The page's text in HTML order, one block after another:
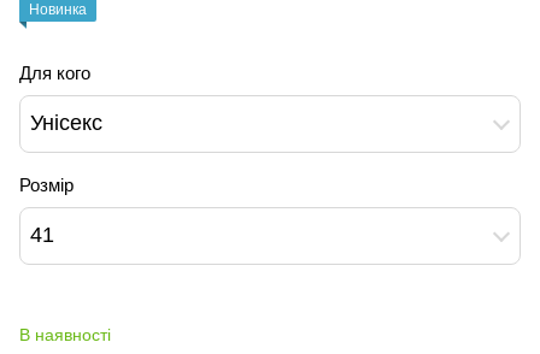
Новинка
Для кого
Унісекс
Розмір
41
В наявності